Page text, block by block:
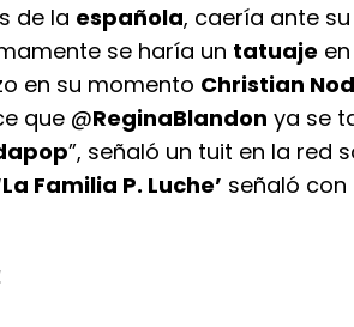
de la española, caería ante su
se haría un tatuaje
en su momento Christian
que @ReginaBlandon ya se
”, señaló un tuit en la red
Familia P. Luche’ señaló con